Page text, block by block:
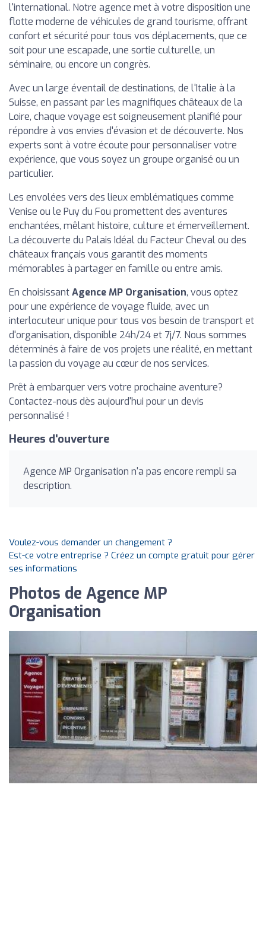
l'international. Notre agence met à votre disposition une
flotte moderne de véhicules de grand tourisme, offrant
confort et sécurité pour tous vos déplacements, que ce
soit pour une escapade, une sortie culturelle, un
séminaire, ou encore un congrès.
Avec un large éventail de destinations, de l'Italie à la
Suisse, en passant par les magnifiques châteaux de la
Loire, chaque voyage est soigneusement planifié pour
répondre à vos envies d'évasion et de découverte. Nos
experts sont à votre écoute pour personnaliser votre
expérience, que vous soyez un groupe organisé ou un
particulier.
Les envolées vers des lieux emblématiques comme
Venise ou le Puy du Fou promettent des aventures
enchantées, mêlant histoire, culture et émerveillement.
La découverte du Palais Idéal du Facteur Cheval ou des
châteaux français vous garantit des moments
mémorables à partager en famille ou entre amis.
En choisissantAgence MP Organisation, vous optez
pour une expérience de voyage fluide, avec un
interlocuteur unique pour tous vos besoin de transport et
d'organisation, disponible 24h/24 et 7j/7. Nous sommes
déterminés à faire de vos projets une réalité, en mettant
la passion du voyage au cœur de nos services.
Prêt à embarquer vers votre prochaine aventure?
Contactez-nous dès aujourd'hui pour un devis
personnalisé !
Heures d'ouverture
Agence MP Organisation n'a pas encore rempli sa
description.
Voulez-vous demander un changement ?
Est-ce votre entreprise ? Créez un compte gratuit pour gérer
ses informations
Photos de Agence MP
Organisation